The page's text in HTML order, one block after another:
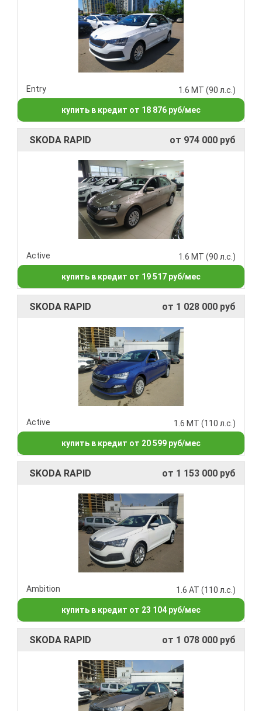
Entry 1.6 MT (90 л.с.)
купить в кредит от 18 876 руб/мес
SKODA RAPID от 974 000 руб
Active 1.6 MT (90 л.с.)
купить в кредит от 19 517 руб/мес
SKODA RAPID от 1 028 000 руб
Active 1.6 MT (110 л.с.)
купить в кредит от 20 599 руб/мес
SKODA RAPID от 1 153 000 руб
Ambition 1.6 AT (110 л.с.)
купить в кредит от 23 104 руб/мес
SKODA RAPID от 1 078 000 руб